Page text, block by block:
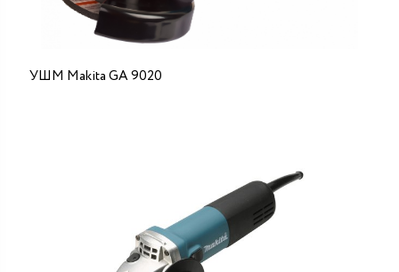
УШМ Makita GA 9020